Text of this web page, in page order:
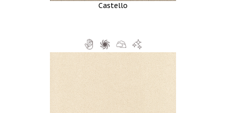
Castello